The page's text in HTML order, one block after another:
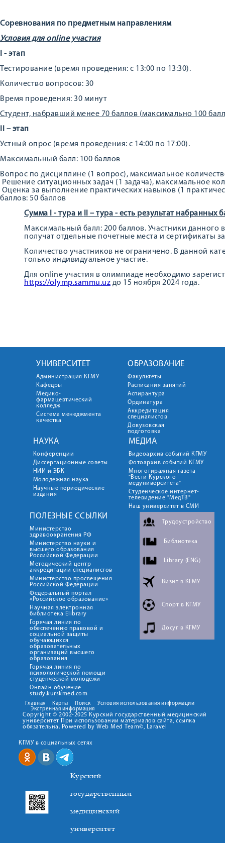
Соревнования по предметным направлениям
Условия для online участия
- этап
Тестирование (время проведения: с 13:00 по 13:30).
Количество вопросов: 30
Время проведения: 30 минут
Студент, набравший менее 70 баллов (максимально 100
II –этап
Устный опрос (время проведения: с 14:00 по 17:00).
Максимальный балл: 100 баллов
Вопрос по дисциплине (1 вопрос), максимальное
Решение ситуационных задач (1 задача), максимальное
Оценка за выполнение практических навыков (1
баллов: 50 баллов
Сумма
- тура и
– тура - есть результат набранных
Максимальный балл: 200 баллов. Участники
получат отдельные почетные места и сертификаты
Количество участников не ограничено. В данной
только индивидуальное участие.
Для online участия в олимпиаде необходимо
https://olymp.sammu.uz до 15 ноября 2024 года.
УНИВЕРСИТЕТ
Администрация КГМУ
Кафедры
Медико-
фармацевтический
колледж
Система менеджмента
качества
ОБРАЗОВАНИЕ
Факультеты
Расписания занятий
Аспирантура
Ординатура
Аккредитация
специалистов
Довузовская
подготовка
НАУКА
Конференции
Диссертационные советы
НИИ и ЭБК
Молодежная наука
Научные периодические
издания
МЕДИА
Видеоархив событий КГМУ
Фотоархив событий КГМУ
Многотиражная газета
"Вести Курского
медуниверситета"
Студенческое интернет-
телевидение "МедТВ"
Наш университет в СМИ
ПОЛЕЗНЫЕ ССЫЛКИ
Министерство
здравоохранения РФ
Министерство науки и
высшего образования
Российской Федерации
Методический центр
аккредитации специалистов
Министерство просвещения
Российской Федерации
Федеральный портал
«Российское образование»
Научная электронная
библиотека Elibrary
Горячая линия по
обеспечению правовой и
социальной защиты
обучающихся
образовательных
организаций высшего
образования
Горячая линия по
психологической помощи
студенческой молодежи
Онлайн обучение
study.kurskmed.com
Трудоустройство
Библиотека
Library (ENG)
Визит в КГМУ
Спорт в КГМУ
Досуг в КГМУ
Главная Карты Поиск
Условия использования информации
Экстренная информация
Copyright © 2002-2025 Курский государственный медицинский
университет При использовании материалов сайта, ссылка
обязательна. Powered by Web Med Team©, Laravel
КГМУ в социальных сетях
Курский
государственный
медицинский
университет